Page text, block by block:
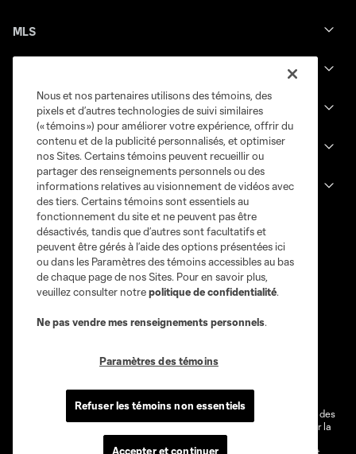
MLS
News
Club
Legal
Conditions d'utilisation
Politique de confidentialité
Paramètres des témoins
@2026 MLS. Le nom et l'écusson Major League Soccer et MLS sont des
marques déposées de Major League Soccer, LLC (“MLS”) protégés par la
loi. Les noms et les logos des différentes équipes de MLS sont des
marques déposées ou des marques de droit commun de MLS ou sont
Nous et nos partenaires utilisons des témoins, des
pixels et d’autres technologies de suivi similaires
(« témoins ») pour améliorer votre expérience, offrir du
contenu et de la publicité personnalisés, et optimiser
nos Sites. Certains témoins peuvent recueillir ou
partager des renseignements personnels ou des
informations relatives au visionnement de vidéos avec
des tiers. Certains témoins sont essentiels au
fonctionnement du site et ne peuvent pas être
désactivés, tandis que d’autres sont facultatifs et
peuvent être gérés à l’aide des options présentées ici
ou dans les Paramètres des témoins accessibles au bas
de chaque page de nos Sites. Pour en savoir plus,
veuillez consulter notrepolitique de confidentialité.
Ne pas vendre mes renseignements personnels.
Paramètres des témoins
Refuser les témoins non essentiels
Accepter et continuer